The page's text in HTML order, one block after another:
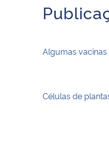
Algumas
Células de